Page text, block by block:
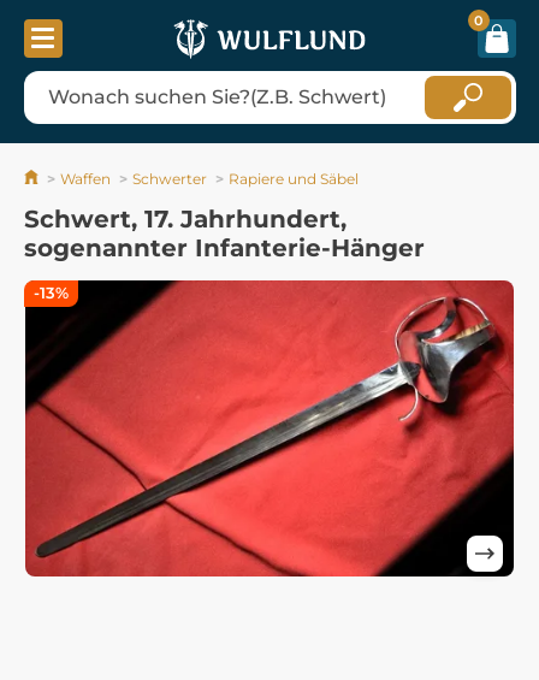
0
Waffen Schwerter Rapiere und Säbel
Schwert, 17. Jahrhundert,
sogenannter Infanterie-Hänger
-13%